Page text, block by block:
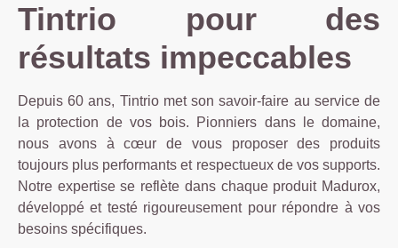
Tintrio pour des
résultats impeccables
Depuis 60 ans, Tintrio met son savoir-faire au service de
la protection de vos bois. Pionniers dans le domaine,
nous avons à cœur de vous proposer des produits
toujours plus performants et respectueux de vos supports.
Notre expertise se reflète dans chaque produit Madurox,
développé et testé rigoureusement pour répondre à vos
besoins spécifiques.